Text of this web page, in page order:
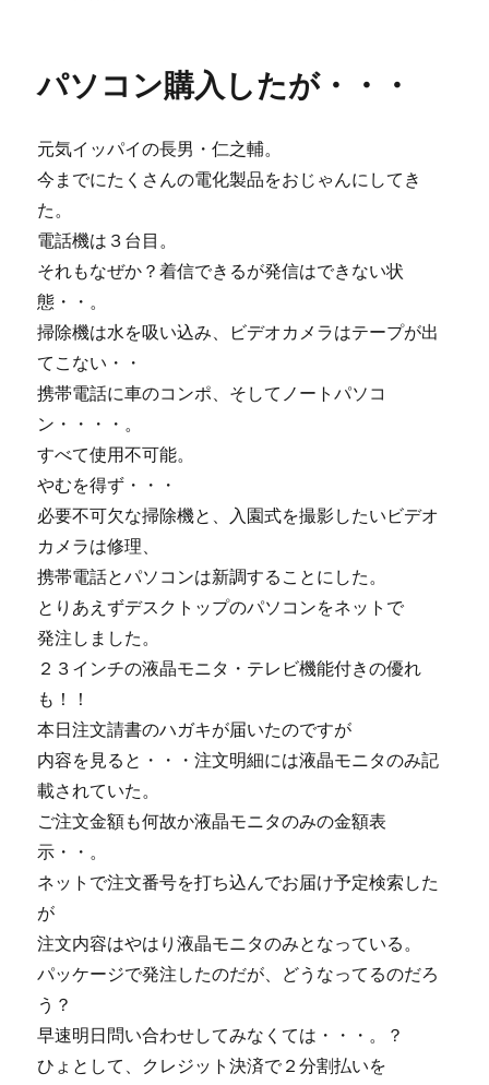
ー
一
番
り
無
に
パソコン購入したが・・・
元気イッパイの長男・仁之輔。
今までにたくさんの電化製品をおじゃんにしてき
た。
電話機は３台目。
それもなぜか？着信できるが発信はできない状
態・・。
掃除機は水を吸い込み、ビデオカメラはテープが出
てこない・・
携帯電話に車のコンポ、そしてノートパソコ
ン・・・・。
すべて使用不可能。
やむを得ず・・・
必要不可欠な掃除機と、入園式を撮影したいビデオ
カメラは修理、
携帯電話とパソコンは新調することにした。
とりあえずデスクトップのパソコンをネットで
発注しました。
２３インチの液晶モニタ・テレビ機能付きの優れ
も！！
本日注文請書のハガキが届いたのですが
内容を見ると・・・注文明細には液晶モニタのみ記
載されていた。
ご注文金額も何故か液晶モニタのみの金額表
示・・。
ネットで注文番号を打ち込んでお届け予定検索した
が
注文内容はやはり液晶モニタのみとなっている。
パッケージで発注したのだが、どうなってるのだろ
う？
早速明日問い合わせしてみなくては・・・。？
ひょとして、クレジット決済で２分割払いを